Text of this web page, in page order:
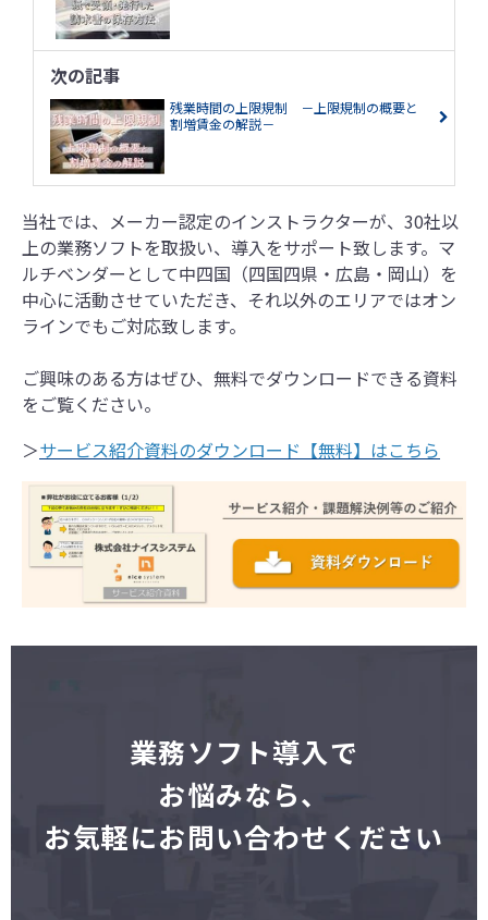
次の記事
残業時間の上限規制 －上限規制の概要と
割増賃金の解説－
当社では、メーカー認定のインストラクターが、30社以
上の業務ソフトを取扱い、導入をサポート致します。マ
ルチベンダーとして中四国（四国四県・広島・岡山）を
中心に活動させていただき、それ以外のエリアではオン
ラインでもご対応致します。
ご興味のある方はぜひ、無料でダウンロードできる資料
をご覧ください。
＞サービス紹介資料のダウンロード【無料】はこちら
業務ソフト導入で
お悩みなら、
お気軽にお問い合わせください